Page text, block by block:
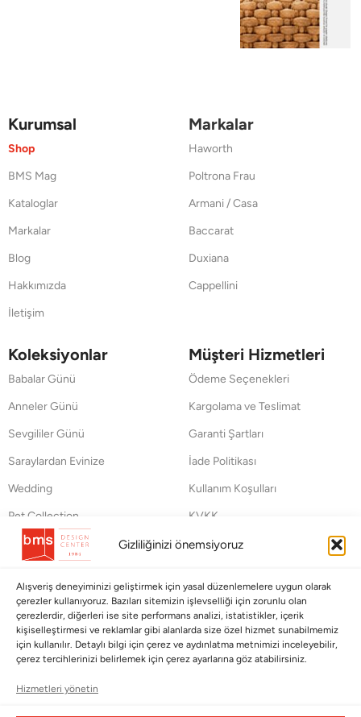
Gizliliğinizi önemsiyoruz
Alışveriş deneyiminizi geliştirmek için yasal düzenlemelere uygun olarak
çerezler kullanıyoruz. Bazıları sitemizin işlevselliği için zorunlu olan
çerezlerdir, diğerleri ise site performans analizi, istatistikler, içerik
kişiselleştirmesi ve reklamlar gibi alanlarda size özel hizmet sunabilmemiz
için kullanılır. Detaylı bilgi için çerez ve aydınlatma metnimizi inceleyebilir,
çerez tercihlerinizi belirlemek için çerez ayarlarına göz atabilirsiniz.
Hizmetleri yönetin
Kurumsal
Shop
BMS Mag
Kataloglar
Markalar
Blog
Hakkımızda
İletişim
Markalar
Haworth
Poltrona Frau
Armani / Casa
Baccarat
Duxiana
Cappellini
Koleksiyonlar
Babalar Günü
Anneler Günü
Sevgililer Günü
Saraylardan Evinize
Wedding
Pet Collection
Yılbaşı
Müşteri Hizmetleri
Ödeme Seçenekleri
Kargolama ve Teslimat
Garanti Şartları
İade Politikası
Kullanım Koşulları
KVKK
Mesafeli Satış Sözleşmesi
Hata Bildirim Formu
BÜLTENİMİZE ABONE OLUN
Kayıt olun ve fırsatlardan ilk siz yararlanın!